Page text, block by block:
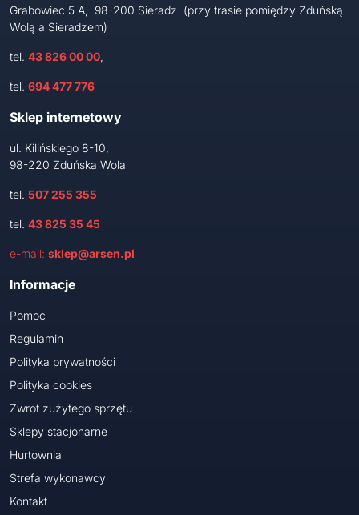
Grabowiec 5 A, 98-200 Sieradz (przy trasie pomiędzy Zduńską
Wolą a Sieradzem)
tel. 43 826 00 00,
tel. 694 477 776
Sklep internetowy
ul. Kilińskiego 8-10,
98-220 Zduńska Wola
tel. 507 255 355
tel. 43 825 35 45
e-mail: sklep@arsen.pl
Informacje
Pomoc
Regulamin
Polityka prywatności
Polityka cookies
Zwrot zużytego sprzętu
Sklepy stacjonarne
Hurtownia
Strefa wykonawcy
Kontakt